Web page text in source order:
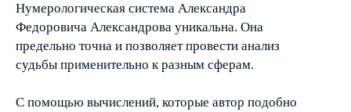
Нумерологическая система Александра
Федоровича Александрова уникальна. Она
предельно точна и позволяет провести анализ
судьбы применительно к разным сферам.
С помощью вычислений, которые автор подобно